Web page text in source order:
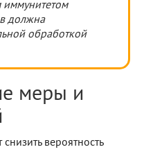
иммунитетом
должна
обработкой
меры и
вероятность